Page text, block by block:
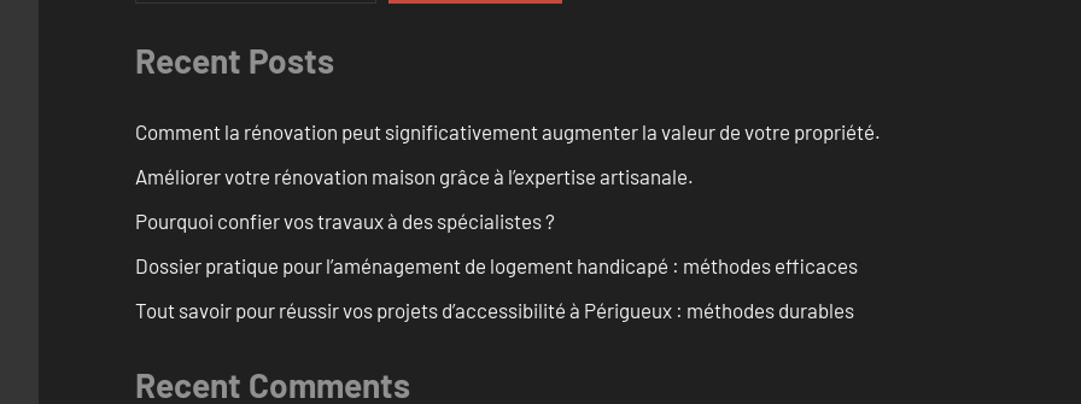
Recent Posts
Comment la rénovation peut significativement augmenter la valeur de votre propriété.
Améliorer votre rénovation maison grâce à l’expertise artisanale.
Pourquoi confier vos travaux à des spécialistes ?
Dossier pratique pour l’aménagement de logement handicapé : méthodes efficaces
Tout savoir pour réussir vos projets d’accessibilité à Périgueux : méthodes durables
Recent Comments